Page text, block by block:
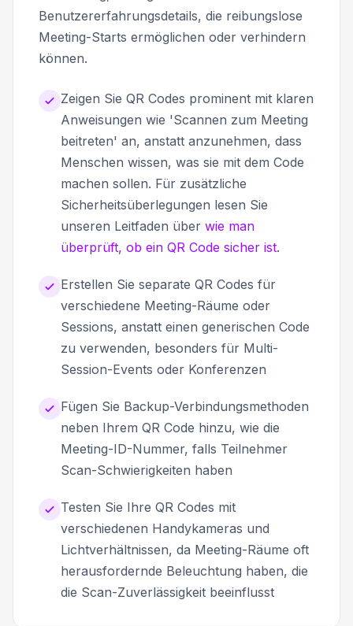
Benutzererfahrungsdetails, die reibungslose
Meeting-Starts ermöglichen oder verhindern
können.
Zeigen Sie QR Codes prominent mit klaren
Anweisungen wie 'Scannen zum Meeting
beitreten' an, anstatt anzunehmen, dass
Menschen wissen, was sie mit dem Code
machen sollen. Für zusätzliche
Sicherheitsüberlegungen lesen Sie
unseren Leitfaden über wie man
überprüft, ob ein QR Code sicher ist.
Erstellen Sie separate QR Codes für
verschiedene Meeting-Räume oder
Sessions, anstatt einen generischen Code
zu verwenden, besonders für Multi-
Session-Events oder Konferenzen
Fügen Sie Backup-Verbindungsmethoden
neben Ihrem QR Code hinzu, wie die
Meeting-ID-Nummer, falls Teilnehmer
Scan-Schwierigkeiten haben
Testen Sie Ihre QR Codes mit
verschiedenen Handykameras und
Lichtverhältnissen, da Meeting-Räume oft
herausfordernde Beleuchtung haben, die
die Scan-Zuverlässigkeit beeinflusst